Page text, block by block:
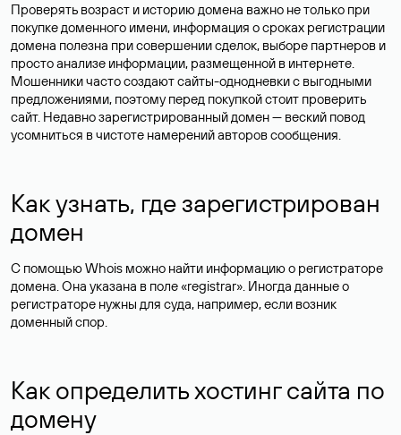
Проверять возраст и историю домена важно не только при
покупке доменного имени, информация о сроках регистрации
домена полезна при совершении сделок, выборе партнеров и
просто анализе информации, размещенной в интернете.
Мошенники часто создают сайты-однодневки с выгодными
предложениями, поэтому перед покупкой стоит проверить
сайт. Недавно зарегистрированный домен — веский повод
усомниться в чистоте намерений авторов сообщения.
Как узнать, где зарегистрирован
домен
С помощью Whois можно найти информацию о регистраторе
домена. Она указана в поле «registrar». Иногда данные о
регистраторе нужны для суда, например, если возник
доменный спор.
Как определить хостинг сайта по
домену